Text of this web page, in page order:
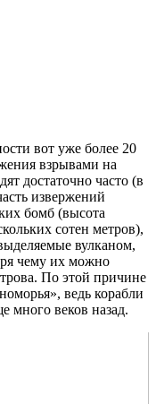
вот уже более 20
взрывами на
достаточно часто (в
извержений
бомб (высота
сотен метров),
вулканом,
чему их можно
По этой причине
ведь корабли
много веков назад.